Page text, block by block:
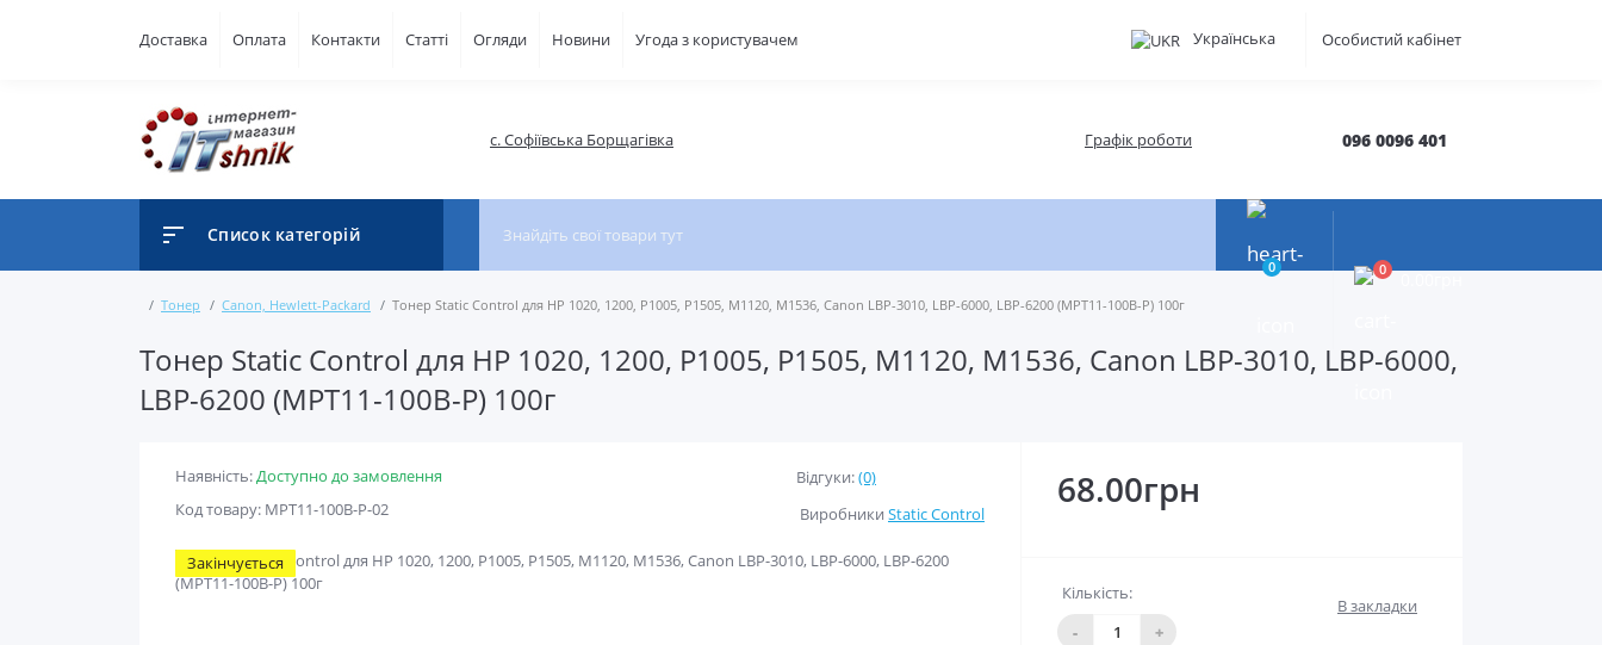
Доставка Оплата Контакти Статті Огляди Новини Угода з користувачем Українська Особистий кабінет
с. Софіївська Борщагівка Графік роботи 096 0096 401
Список категорій
0 0
Тонер Canon, Hewlett-Packard Тонер Static Control для HP 1020, 1200, P1005, P1505, M1120, M1536, Canon LBP-3010, LBP-6000, LBP-6200 (MPT11-100B-P) 100г
Тонер Static Control для HP 1020, 1200, P1005, P1505, M1120, M1536, Canon LBP-3010, LBP-6000,
LBP-6200 (MPT11-100B-P) 100г
Наявність:Доступно до замовлення
Код товару: MPT11-100B-P-02
Відгуки:(0)
Виробники Static Control
Закінчується
68.00грн
Кількість:
-
+
В закладки